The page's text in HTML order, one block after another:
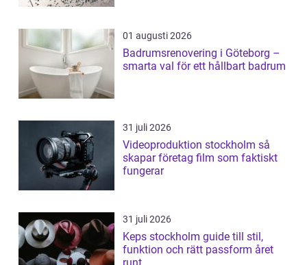
01 augusti 2026
Badrumsrenovering i Göteborg –
smarta val för ett hållbart badrum
31 juli 2026
Videoproduktion stockholm så
skapar företag film som faktiskt
fungerar
31 juli 2026
Keps stockholm guide till stil,
funktion och rätt passform året